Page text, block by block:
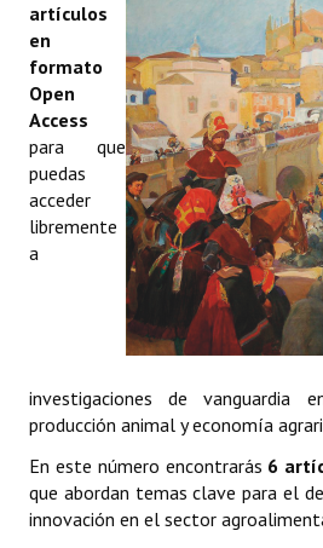
Noticias
Galería de Fotos
Web AIDA 2.0
REVISTA ITEA
Presentación ITEA
Equipo Editorial
Leer revista ITEA
Políticas Editoriales
Propuesta Volumen Especial
Sello Calidad FECYT
artículos
en
formato
Open
Access
para que
puedas
acceder
libremente
a
investigaciones de vanguardia
producción animal y economía
En este número encontrarás 6
que abordan temas clave para el
innovación en el sector